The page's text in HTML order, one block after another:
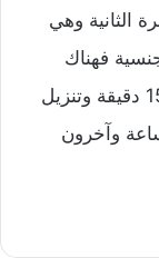
الثانية وهي
فهناك
اشخاص يستطيعون الجماع مرة ثانية بعد 15 دقيقة وتنزيل
وآخرون